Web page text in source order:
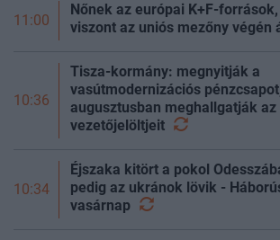
11:00
Nőnek az európai K+F-
viszont az uniós mezőny végén
10:36
Tisza-kormány: megnyitják a
vasútmodernizációs
augusztusban meghallgatják az
vezetőjelöltjeit
10:34
Éjszaka kitört a pokol
pedig az ukránok lövik -
vasárnap